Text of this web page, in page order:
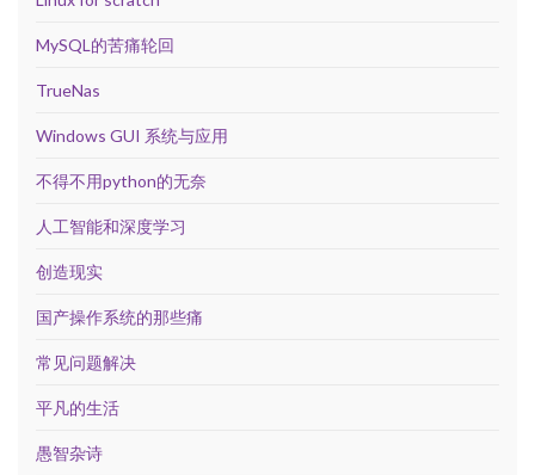
MySQL的苦痛轮回
TrueNas
Windows GUI 系统与应用
不得不用python的无奈
人工智能和深度学习
创造现实
国产操作系统的那些痛
常见问题解决
平凡的生活
愚智杂诗